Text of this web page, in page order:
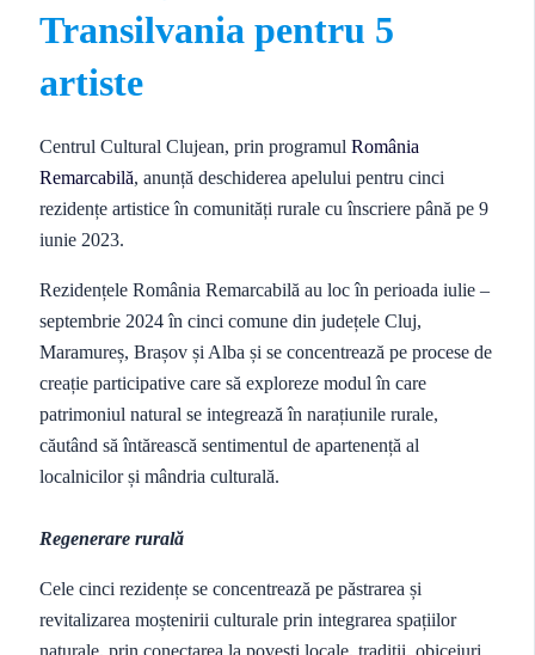
Transilvania pentru 5
artiste
Centrul Cultural Clujean, prin programul România
Remarcabilă, anunță deschiderea apelului pentru cinci
rezidențe artistice în comunități rurale cu înscriere până pe 9
iunie 2023.
Rezidențele România Remarcabilă au loc în perioada iulie –
septembrie 2024 în cinci comune din județele Cluj,
Maramureș, Brașov și Alba și se concentrează pe procese de
creație participative care să exploreze modul în care
patrimoniul natural se integrează în narațiunile rurale,
căutând să întărească sentimentul de apartenență al
localnicilor și mândria culturală.
Regenerare rurală
Cele cinci rezidențe se concentrează pe păstrarea și
revitalizarea moștenirii culturale prin integrarea spațiilor
naturale, prin conectarea la povești locale, tradiții, obiceiuri